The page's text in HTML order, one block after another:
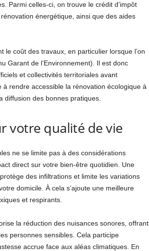
Parmi celles-ci, on trouve le crédit d’impôt
énergétique, ainsi que des aides
coût des travaux, en particulier lorsque l’on
Garant de l’Environnement). Il est donc
et collectivités territoriales avant
rendre accessible la rénovation écologique à
diffusion des bonnes pratiques.
votre qualité de vie
ne se limite pas à des considérations
direct sur votre bien-être quotidien. Une
des infiltrations et limite les variations
domicile. À cela s’ajoute une meilleure
et respirants.
la réduction des nuisances sonores, offrant
personnes sensibles. Cela participe
accrue face aux aléas climatiques. En